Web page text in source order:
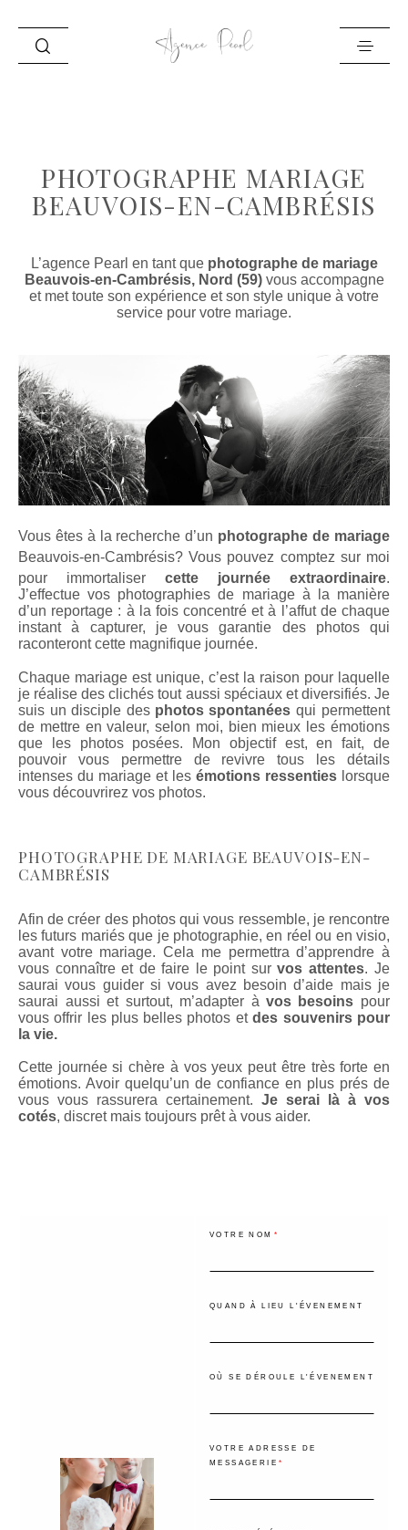
PORTFOLIO
BLOG
PHOTOGRAPHE MARIAGE
BEAUVOIS-EN-CAMBRÉSIS
L’agence Pearl en tant que photographe de mariage
Beauvois-en-Cambrésis, Nord (59)vous accompagne
et met toute son expérience et son style unique à votre
service pour votre mariage.
Vous êtes à la recherche d’un photographe de mariage
Beauvois-en-Cambrésis? Vous pouvez comptez sur moi
pour immortaliser cette journée extraordinaire.
J’effectue vos photographies de mariage à la manière
d’un reportage : à la fois concentré et à l’affut de chaque
instant à capturer, je vous garantie des photos qui
raconteront cette magnifique journée.
Chaque mariage est unique, c’est la raison pour laquelle
je réalise des clichés tout aussi spéciaux et diversifiés. Je
suis un disciple des photos spontanées qui permettent
de mettre en valeur, selon moi, bien mieux les émotions
que les photos posées. Mon objectif est, en fait, de
pouvoir vous permettre de revivre tous les détails
intenses du mariage et les émotions ressenties lorsque
vous découvrirez vos photos.
PHOTOGRAPHE DE MARIAGE BEAUVOIS-EN-
CAMBRÉSIS
Afin de créer des photos qui vous ressemble, je rencontre
les futurs mariés que je photographie, en réel ou en visio,
avant votre mariage. Cela me permettra d’apprendre à
vous connaître et de faire le point sur vos attentes. Je
saurai vous guider si vous avez besoin d’aide mais je
saurai aussi et surtout, m’adapter à vos besoins pour
vous offrir les plus belles photos et des souvenirs pour
la vie.
Cette journée si chère à vos yeux peut être très forte en
émotions. Avoir quelqu’un de confiance en plus prés de
vous vous rassurera certainement. Je serai là à vos
cotés, discret mais toujours prêt à vous aider.
VOTRE NOM
QUAND À LIEU L'ÉVENEMENT
OÙ SE DÉROULE L'ÉVENEMENT
VOTRE ADRESSE DE
MESSAGERIE